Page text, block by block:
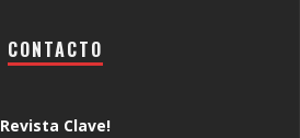
CONTACTO
Revista Clave!